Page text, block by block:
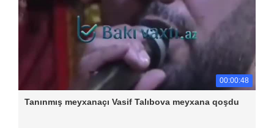
00:00:48
Tanınmış meyxanaçı Vasif Talıbova meyxana qoşdu